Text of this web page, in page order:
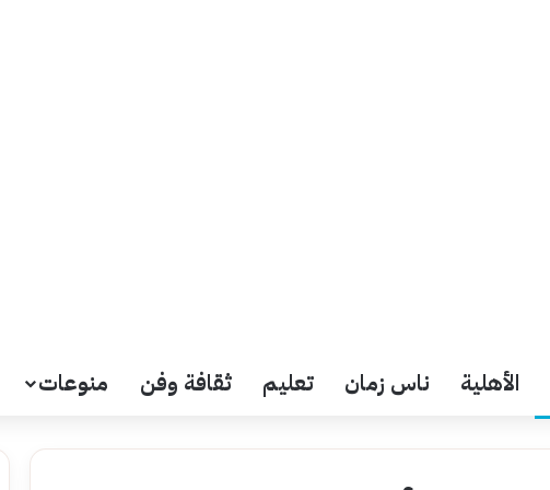
الأهلية ناس زمان تعليم ثقافة وفن منوعات